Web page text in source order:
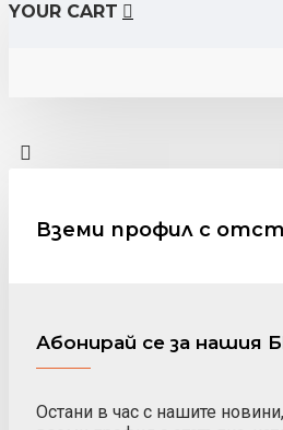
YOUR CART
Вземи профил с
Абонирай се за нашия
Остани в час с нашите